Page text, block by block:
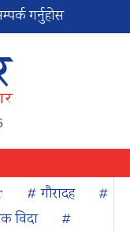
गर्नुहोस
# गौरादह
#
विदा
#